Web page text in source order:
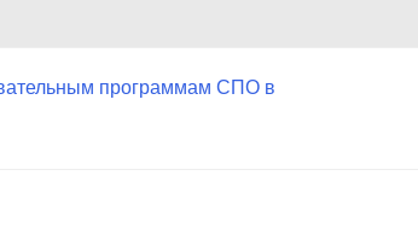
программам СПО в